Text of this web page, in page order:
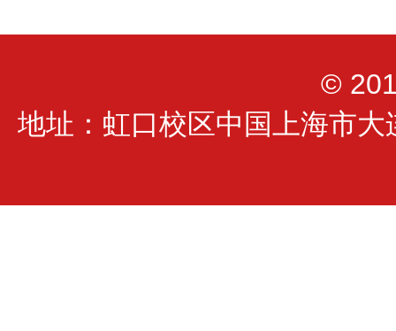
©
地址：虹口校区中国上海市